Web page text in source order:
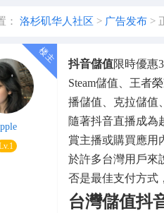
： 洛杉矶华人社区 > 广告发布 >
抖音儲值限時優惠
Steam儲值
王者
播儲值
克拉儲值
隨著抖音直播成為
賞主播或購買應用
於許多台灣用戶來
否是最佳支付方式
台灣儲值抖